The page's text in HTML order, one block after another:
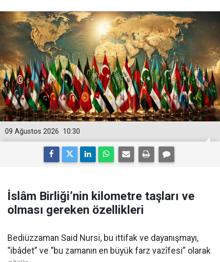
10:30
09 Ağustos 2026
İslâm Birliği’nin kilometre taşları ve
olması gereken özellikleri
Bediüzzaman Said Nursi, bu ittifak ve dayanışmayı,
“ibâdet” ve “bu zamanın en büyük farz vazîfesi” olarak